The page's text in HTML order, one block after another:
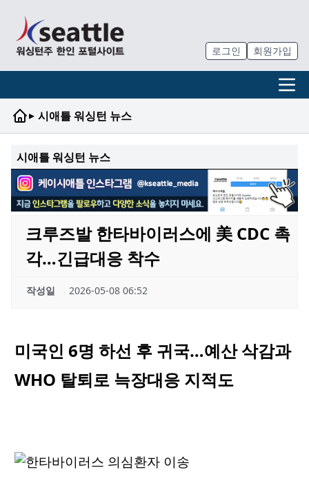
로그인 회원가입
▸ 시애틀 워싱턴 뉴스
시애틀 워싱턴 뉴스
크루즈발 한타바이러스에 美 CDC 촉
각…긴급대응 착수
작성일 2026-05-08 06:52
미국인 6명 하선 후 귀국…예산 삭감과
WHO 탈퇴로 늑장대응 지적도